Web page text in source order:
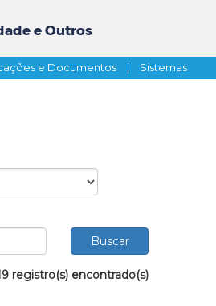
e Outros
e Documentos | Sistemas
registro(s) encontrado(s)